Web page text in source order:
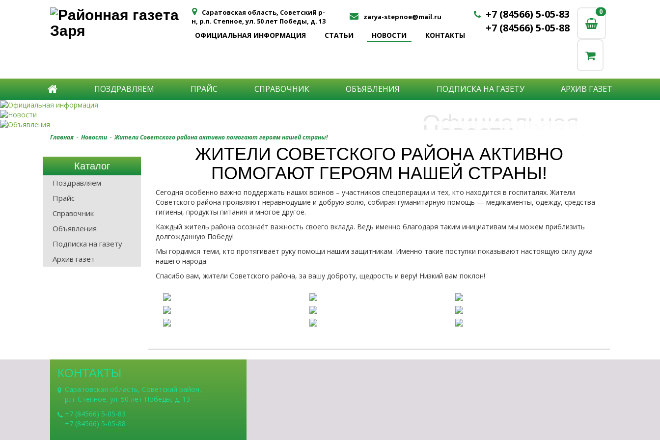
Саратовская область, Советский р-
н, р.п. Степное, ул. 50 лет Победы, д. 13
zarya-stepnoe@mail.ru
ОФИЦИАЛЬНАЯ ИНФОРМАЦИЯ СТАТЬИ НОВОСТИ КОНТАКТЫ
+7 (84566) 5-05-83
+7 (84566) 5-05-88
0
0
ПОЗДРАВЛЯЕМ ПРАЙС СПРАВОЧНИК ОБЪЯВЛЕНИЯ ПОДПИСКА НА ГАЗЕТУ АРХИВ ГАЗЕТ
Официальная
информация
Подробнее
Новости
Самые актуальные новости:
-происшествия,
-спорта,
-мира науки,
-общества
Подробнее
Объявления
Хотите что бы о Вас узнали?
негосударственных организаций?
Просто закажите объявление.
Подробнее
Главная - Новости - Жители Советского района активно помогают героям нашей страны!
Каталог
Поздравляем
Прайс
Справочник
Объявления
Подписка на газету
Архив газет
ЖИТЕЛИ СОВЕТСКОГО РАЙОНА АКТИВНО
ПОМОГАЮТ ГЕРОЯМ НАШЕЙ СТРАНЫ!
Сегодня особенно важно поддержать наших воинов – участников спецоперации и тех, кто находится в госпиталях. Жители
Советского района проявляют неравнодушие и добрую волю, собирая гуманитарную помощь — медикаменты, одежду, средства
гигиены, продукты питания и многое другое.
Каждый житель района осознаёт важность своего вклада. Ведь именно благодаря таким инициативам мы можем приблизить
долгожданную Победу!
Мы гордимся теми, кто протягивает руку помощи нашим защитникам. Именно такие поступки показывают настоящую силу духа
нашего народа.
Спасибо вам, жители Советского района, за вашу доброту, щедрость и веру! Низкий вам поклон!
КОНТАКТЫ
Саратовская область, Советский район,
р.п. Степное, ул. 50 лет Победы, д. 13
+7 (84566) 5-05-83
+7 (84566) 5-05-88